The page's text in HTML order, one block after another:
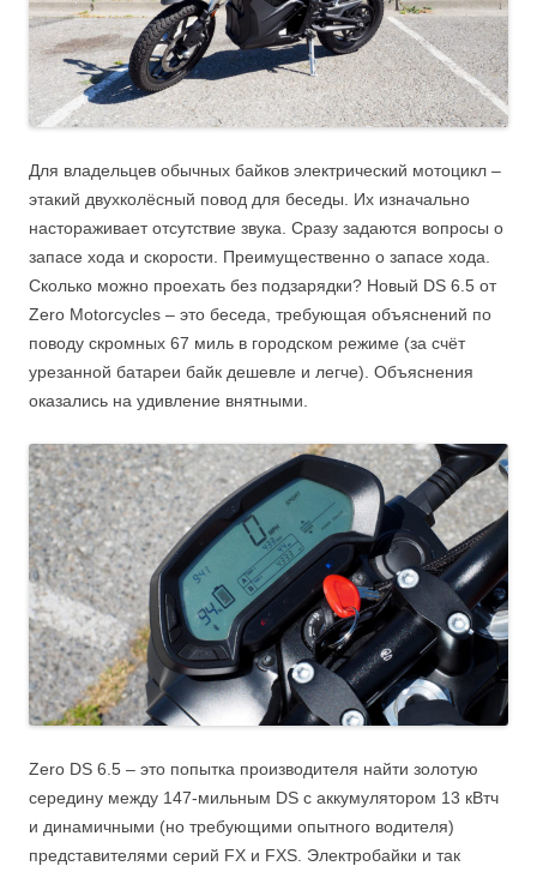
Для владельцев обычных байков электрический мотоцикл –
этакий двухколёсный повод для беседы. Их изначально
настораживает отсутствие звука. Сразу задаются вопросы о
запасе хода и скорости. Преимущественно о запасе хода.
Сколько можно проехать без подзарядки? Новый DS 6.5 от
Zero Motorcycles – это беседа, требующая объяснений по
поводу скромных 67 миль в городском режиме (за счёт
урезанной батареи байк дешевле и легче). Объяснения
оказались на удивление внятными.
Zero DS 6.5 – это попытка производителя найти золотую
середину между 147-мильным DS с аккумулятором 13 кВтч
и динамичными (но требующими опытного водителя)
представителями серий FX и FXS. Электробайки и так